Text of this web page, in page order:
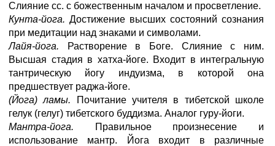
Слияние сс. с божественным началом и просветление.
Кунта-йога. Достижение высших состояний сознания
при медитации над знаками и символами.
Лайя-йога.
Растворение в Боге. Слияние с ним.
Высшая стадия в хатха-йоге. Входит в интегральную
тантрическую йогу индуизма, в которой она
предшествует раджа-йоге.
(Йога) ламы.
Почитание учителя в тибетской школе
гелук (гелуг) тибетского буддизма. Аналог гуру-йоги.
Мантра-йога.
Правильное произнесение и
использование мантр. Йога входит в различные